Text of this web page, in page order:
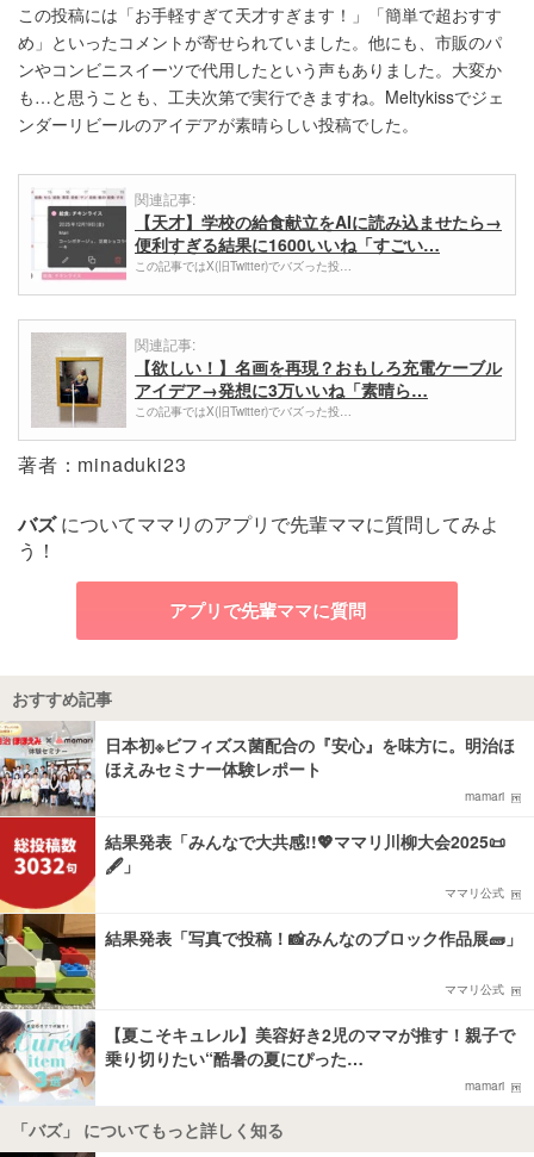
この投稿には「お手軽すぎて天才すぎます！」「簡単で超おすす
め」といったコメントが寄せられていました。他にも、市販のパ
ンやコンビニスイーツで代用したという声もありました。大変か
も…と思うことも、工夫次第で実行できますね。Meltykissでジェ
ンダーリビールのアイデアが素晴らしい投稿でした。
関連記事:
【天才】学校の給食献立をAIに読み込ませたら→
便利すぎる結果に1600いいね「すごい…
この記事ではX(旧Twitter)でバズった投…
関連記事:
【欲しい！】名画を再現？おもしろ充電ケーブル
アイデア→発想に3万いいね「素晴ら…
この記事ではX(旧Twitter)でバズった投…
著者：minaduki23
バズについてママリのアプリで先輩ママに質問してみよ
う！
アプリで先輩ママに質問
おすすめ記事
日本初※ビフィズス菌配合の『安心』を味方に。明治ほ
ほえみセミナー体験レポート
mamari
結果発表「みんなで大共感!!💖ママリ川柳大会2025📜
🖋️」
ママリ公式
結果発表「写真で投稿！📸みんなのブロック作品展🧱」
ママリ公式
【夏こそキュレル】美容好き2児のママが推す！親子で
乗り切りたい“酷暑の夏にぴった…
mamari
「バズ」 についてもっと詳しく知る